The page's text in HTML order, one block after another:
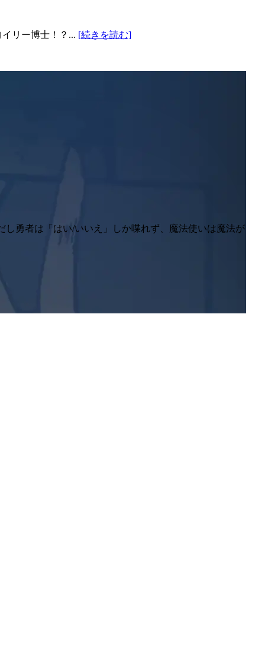
リー博士！？... [続きを読む]
し勇者は「はい/いいえ」しか喋れず、魔法使いは魔法が